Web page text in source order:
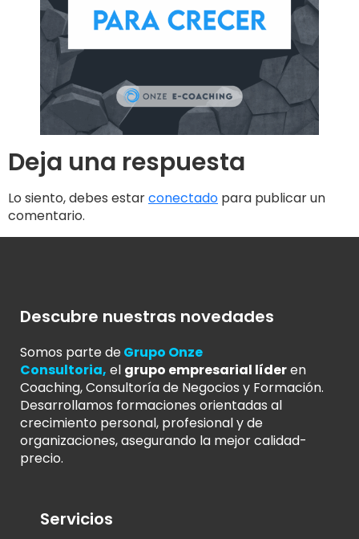
Deja una respuesta
Lo siento, debes estarconectado para publicar un
comentario.
Descubre nuestras novedades
Somos parte deGrupo Onze
Consultoria, el grupo empresarial líderen
Coaching, Consultoría de Negocios y Formación.
Desarrollamos formaciones orientadas al
crecimiento personal, profesional y de
organizaciones, asegurando la mejor calidad-
precio.
Servicios